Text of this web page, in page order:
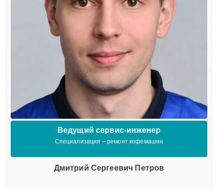
Ведущий сервис-инженер
Специализация – ремонт кофемашин
Дмитрий Сергеевич Петров